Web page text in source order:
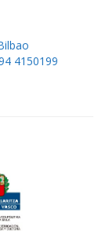
4150199